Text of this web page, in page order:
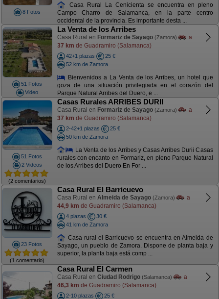
8 Fotos
Casa Rural La Cenicienta se encuentra en pleno
Campo Charro de Salamanca, en la parte centro
occidental de la provincia. Es importante desta ...
51 Fotos
Video
La Venta de los Arribes
Casa Rural en Formariz de Sayago (Zamora)
a
37 km de Guadramiro (Salamanca)
42+1 plazas
25 €
52 km de Zamora
Bienvenidos a La Venta de los Arribes, un hotel que
goza de una situación privilegiada en el corazón del
Parque Natural Arribes del Duero, e ...
51 Fotos
2 Videos
(2 comentarios)
Casas Rurales ARRIBES DURII
Casa Rural en Formariz de Sayago (Zamora)
a
37 km de Guadramiro (Salamanca)
2-42+1 plazas
25 €
50 km de Zamora
La Venta de los Arribes y Casas Arribes Durii Casas
rurales con encanto en Formariz, en pleno Parque Natural
de los Arribes del Duero En For ...
23 Fotos
(1 comentario)
Casa Rural El Barricuevo
Casa Rural en Almeida de Sayago (Zamora)
a
44,9 km de Guadramiro (Salamanca)
4 plazas
30 €
41 km de Zamora
Casa rural el Barricuevo se encuentra en Almeida de
Sayago, un pueblo de Zamora. Dispone de planta baja y
superior, la planta baja está comp ...
Casa Rural El Carmen
Casa Rural en Ciudad Rodrigo (Salamanca)
a
46,3 km de Guadramiro (Salamanca)
2-10 plazas
25 €